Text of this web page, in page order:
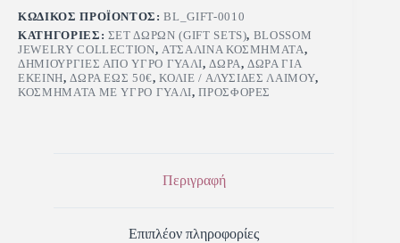
ΚΩΔΙΚΌΣ ΠΡΟΪΌΝΤΟΣ:BL_GIFT-0010
ΚΑΤΗΓΟΡΊΕΣ: ΣΕΤ ΔΩΡΩΝ (GIFT SETS), BLOSSOM
JEWELRY COLLECTION, ΑΤΣΆΛΙΝΑ ΚΟΣΜΉΜΑΤΑ,
ΔΗΜΙΟΥΡΓΊΕΣ ΑΠΌ ΥΓΡΌ ΓΥΑΛΊ, ΔΏΡΑ, ΔΏΡΑ ΓΙΑ
ΕΚΕΊΝΗ, ΔΏΡΑ ΈΩΣ 50€,ΚΟΛΙΈ / ΑΛΥΣΊΔΕΣ ΛΑΙΜΟΎ,
ΚΟΣΜΉΜΑΤΑ ΜΕ ΥΓΡΌ ΓΥΑΛΊ,ΠΡΟΣΦΟΡΈΣ
Περιγραφή
Επιπλέον πληροφορίες